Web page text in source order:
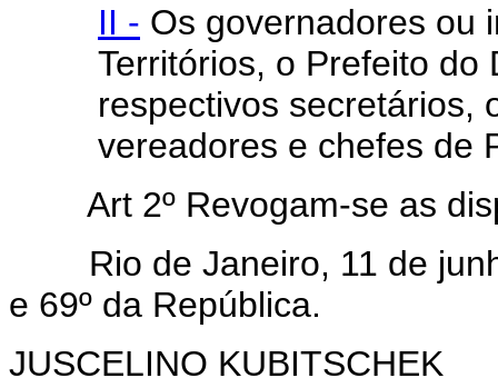
II - Os governadores ou
Territórios, o Prefeito do
respectivos secretários,
vereadores e chefes de
Art 2º Revogam-se as
Rio de Janeiro, 11 de
e 69º da República.
JUSCELINO KUBITSCHEK